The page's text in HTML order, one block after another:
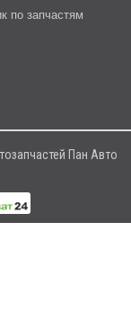
по запчастям
Пан Авто